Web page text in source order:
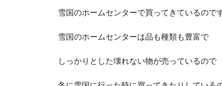
雪国のホームセンターで買ってきているので
雪国のホームセンターは品も種類も豊富で
しっかりとした壊れない物が売っているので